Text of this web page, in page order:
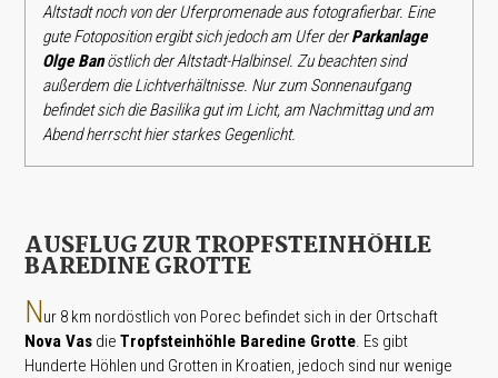
Altstadt noch von der Uferpromenade aus fotografierbar. Eine
gute Fotoposition ergibt sich jedoch am Ufer derParkanlage
Olge Banöstlich der Altstadt-Halbinsel. Zu beachten sind
außerdem die Licht­verhältnisse. Nur zum Sonnenaufgang
befindet sich die Basilika gut im Licht, am Nachmittag und am
Abend herrscht hier starkes Gegenlicht.
AUSFLUG ZUR TROPFSTEINHÖHLE
BAREDINE GROTTE
Nur 8 km nordöstlich von Porec befindet sich in der Ortschaft
Nova Vas dieTropfsteinhöhle Baredine Grotte. Es gibt
Hunderte Höhlen und Grotten in Kroatien, jedoch sind nur wenige